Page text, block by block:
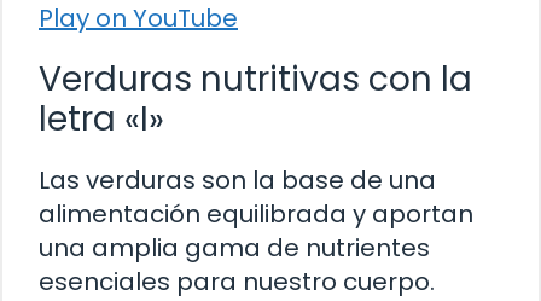
Play on YouTube
Verduras nutritivas con la
letra «I»
Las verduras son la base de una
alimentación equilibrada y aportan
una amplia gama de nutrientes
esenciales para nuestro cuerpo.